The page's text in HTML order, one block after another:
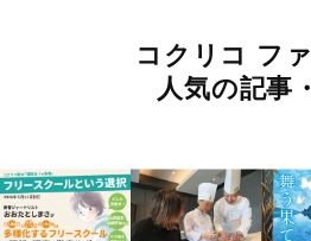
コクリコ フ
人気の記事